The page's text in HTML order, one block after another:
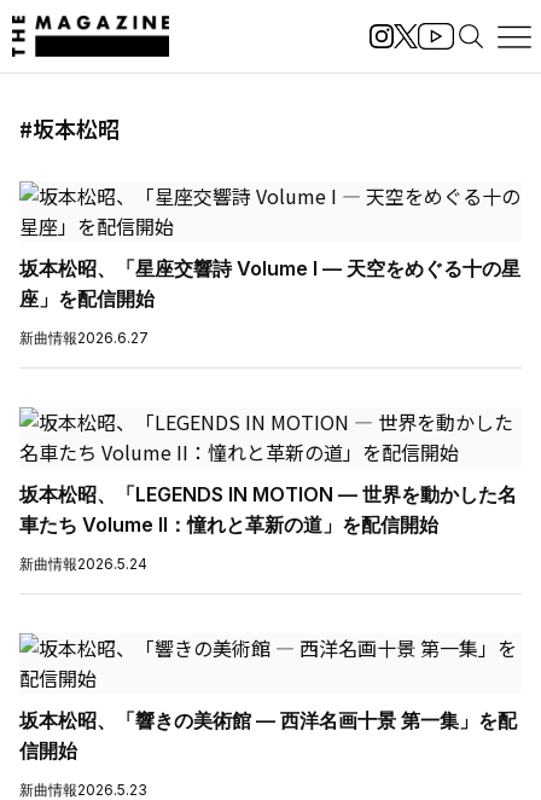
#坂本松昭
坂本松昭、「星座交響詩 Volume I — 天空をめぐる十の星
座」を配信開始
新曲情報2026.6.27
坂本松昭、「LEGENDS IN MOTION — 世界を動かした名
車たち Volume II：憧れと革新の道」を配信開始
新曲情報2026.5.24
坂本松昭、「響きの美術館 — 西洋名画十景 第一集」を配
信開始
新曲情報2026.5.23